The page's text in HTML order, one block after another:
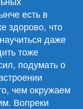
есть в
здорово, что
даже
тоже
подумать о
чем окружаем
Вопреки